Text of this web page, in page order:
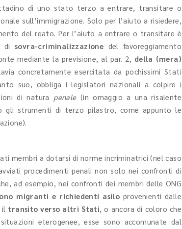
di uno stato terzo a entrare, transitare o
sull’immigrazione. Solo per l’aiuto a risiedere,
del reato. Per l’aiuto a entrare o transitare è
di sovra-criminalizzazione del favoreggiamento
mediante la previsione, al par. 2, della (mera)
concretamente esercitata da pochissimi Stati
suo, obbliga i legislatori nazionali a colpire i
di natura penale(in omaggio a una risalente
gli strumenti di terzo pilastro, come appunto le
membri a dotarsi di norme incriminatrici (nel caso
procedimenti penali non solo nei confronti di
ad esempio, nei confronti dei membri delle ONG
migranti e richiedenti asilo provenienti dalle
transito verso altri Stati, o ancora di coloro che
eterogenee, esse sono accomunate dal